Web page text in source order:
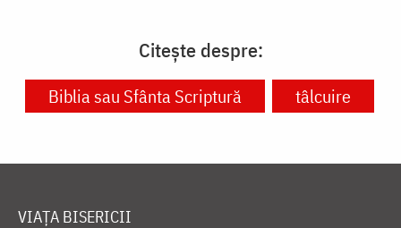
Citește despre:
Biblia sau Sfânta Scriptură tâlcuire
VIAȚA BISERICII